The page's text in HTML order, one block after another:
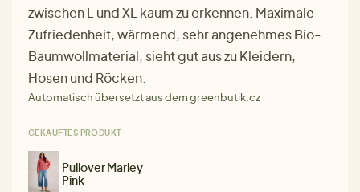
zwischen L und XL kaum zu erkennen. Maximale
Zufriedenheit, wärmend, sehr angenehmes Bio-
Baumwollmaterial, sieht gut aus zu Kleidern,
Hosen und Röcken.
Automatisch übersetzt aus dem greenbutik.cz
GEKAUFTES PRODUKT
Pullover Marley
Pink